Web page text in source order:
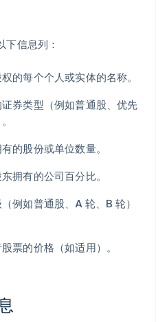
下信息列：
的每个个人或实体的名称。
券类型（例如普通股、优先
的股份或单位数量。
拥有的公司百分比。
例如普通股、A 轮、B 轮）
票的价格（如适用）。